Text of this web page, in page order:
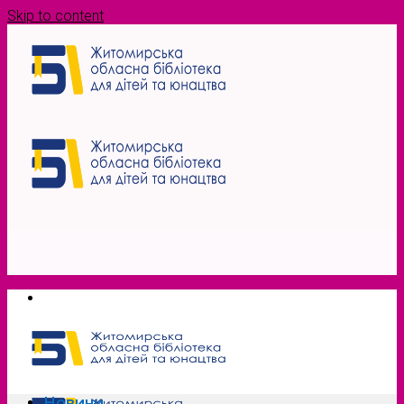
Skip to content